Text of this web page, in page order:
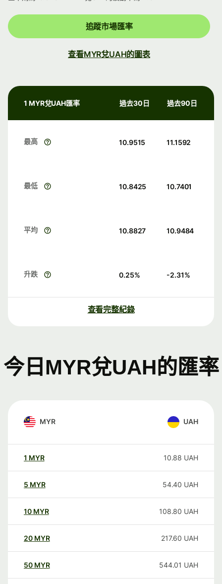
追蹤市場匯率
查看MYR兌UAH的圖表
1 MYR兌UAH匯率 過去30日 過去90日
最高 10.9515 11.1592
最低 10.8425 10.7401
平均 10.8827 10.9484
升跌 0.25% -2.31%
查看完整紀錄
今日MYR兌UAH的匯率
MYR UAH
1 MYR 10.88 UAH
5 MYR 54.40 UAH
10 MYR 108.80 UAH
20 MYR 217.60 UAH
50 MYR 544.01 UAH